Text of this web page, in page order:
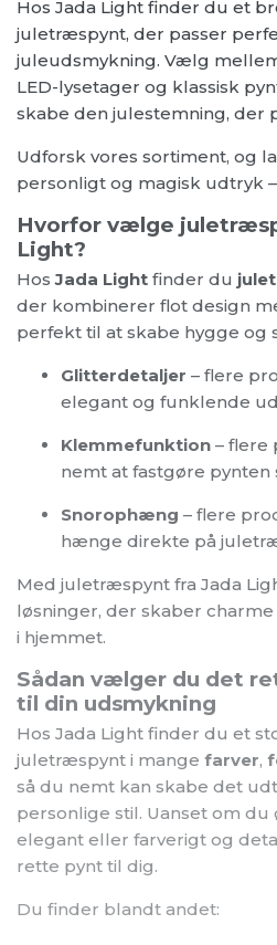
Hos Jada Light finder du et
juletræspynt, der passer
juleudsmykning. Vælg
LED-lysetager og klassisk
skabe den julestemning, der
Udforsk vores sortiment, og
personligt og magisk udtryk
Hvorfor vælge
Light?
HosJada Light finder du
der kombinerer flot design
perfekt til at skabe hygge og
Glitterdetaljer – flere
elegant og funklende
Klemmefunktion – flere
nemt at fastgøre pynten
Snorophæng – flere
hænge direkte på
Med juletræspynt fra Jada
løsninger, der skaber
i hjemmet.
Sådan vælger du det
til din udsmykning
Hos Jada Light finder du et
juletræspynt i mange farver,
så du nemt kan skabe det
personlige stil. Uanset om
elegant eller farverigt og
rette pynt til dig.
Du finder blandt andet: